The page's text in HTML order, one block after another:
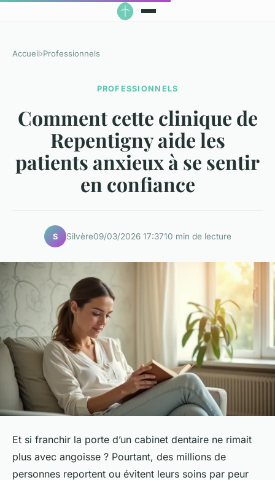
Accueil›Professionnels
PROFESSIONNELS
Comment cette clinique de
Repentigny aide les
patients anxieux à se sentir
en confiance
S Silvère09/03/2026 17:3710 min de lecture
Et si franchir la porte d’un cabinet dentaire ne rimait
plus avec angoisse ? Pourtant, des millions de
personnes reportent ou évitent leurs soins par peur